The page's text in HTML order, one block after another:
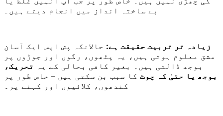
بے ساختہ انداز میں انجام دیتے ہیں۔
زیادہ تر تربیت حقیقت ہے: حالانکہ پش اپس ایک آسان
مشق معلوم ہوتی ہیں، یہ پٹھوں، رگوں اور جوڑوں پر
بوجھ ڈالتی ہیں۔ بغیر کافی بحالی کے یہ تحریک،
بوجھ یا حتیٰ کہ چوٹ کا سبب بن سکتی ہیں – خاص طور پر
کندھوں، کلائیوں اور کہنے پر۔